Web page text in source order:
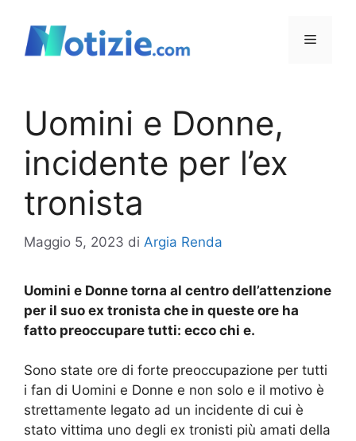
contenuto
Menu
Uomini e Donne,
incidente per l’ex
tronista
Maggio 5, 2023 di Argia Renda
Uomini e Donne torna al centro dell’attenzione
per il suo ex tronista che in queste ore ha
fatto preoccupare tutti: ecco chi e.
Sono state ore di forte preoccupazione per tutti
i fan di Uomini e Donne e non solo e il motivo è
strettamente legato ad un incidente di cui è
stato vittima uno degli ex tronisti più amati della